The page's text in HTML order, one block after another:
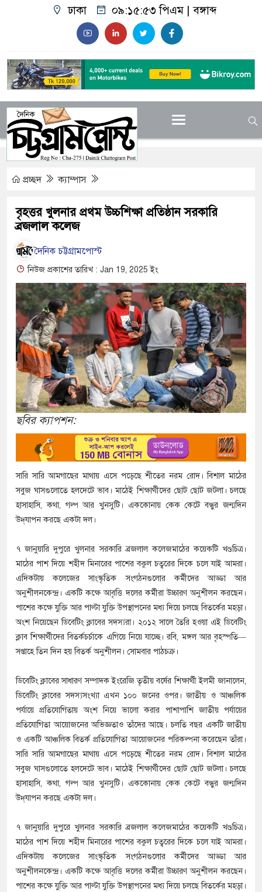
ঢাকা ০৯:১৫:৫৪ পিএম|বঙ্গাব্দ
প্রচ্ছদ ক্যাম্পাস
বৃহত্তর খুলনার প্রথম উচ্চশিক্ষা প্রতিষ্ঠান সরকারি
ব্রজলাল কলেজ
দৈনিক চট্টগ্রামপোস্ট
নিউজ প্রকাশের তারিখ : Jan 19, 2025 ইং
ছবির ক্যাপশন:
সারি সারি আমগাছের মাথায় এসে পড়েছে শীতের নরম রোদ। বিশাল মাঠের
সবুজ ঘাসগুলোতে হলদেটে ভাব। মাঠেই শিক্ষার্থীদের ছোট ছোট জটলা। চলছে
হাসাহাসি, কথা, গল্প আর খুনসুটি। এককোনায় কেক কেটে বন্ধুর জন্মদিন
উদ্‌যাপন করছে একটা দল।
৭ জানুয়ারি দুপুরে খুলনার সরকারি ব্রজলাল কলেজমাঠের কয়েকটি খণ্ডচিত্র।
মাঠের পাশ দিয়ে শহীদ মিনারের পাশের বকুল চত্বরের দিকে চলে যাই আমরা।
এদিকটায় কলেজের সাংস্কৃতিক সংগঠনগুলোর কর্মীদের আড্ডা আর
অনুশীলনকেন্দ্র। একটি কক্ষে আবৃত্তি দলের কর্মীরা উচ্চারণ অনুশীলন করছেন।
পাশের কক্ষে যুক্তি আর পাল্টা যুক্তি উপস্থাপনের মধ্য দিয়ে চলছে বিতর্কের মহড়া।
অংশ নিয়েছেন ডিবেটিং ক্লাবের সদস্যরা। ২০১২ সালে তৈরি হওয়া এই ডিবেটিং
ক্লাব শিক্ষার্থীদের বিতর্কচর্চাকে এগিয়ে নিয়ে যাচ্ছে। রবি, মঙ্গল আর বৃহস্পতি—
সপ্তাহে তিন দিন হয় বিতর্ক অনুশীলন। সোমবার পাঠচক্র।
ডিবেটিং ক্লাবের সাধারণ সম্পাদক ইংরেজি তৃতীয় বর্ষের শিক্ষার্থী ইলমী জানালেন,
ডিবেটিং ক্লাবের সদস্যসংখ্যা এখন ১০০ জনের ওপর। জাতীয় ও আঞ্চলিক
পর্যায়ে প্রতিযোগিতায় অংশ নিয়ে ভালো করার পাশাপাশি জাতীয় পর্যায়ের
প্রতিযোগিতা আয়োজনের অভিজ্ঞতাও তাঁদের আছে। চলতি বছর একটি জাতীয়
ও একটি আঞ্চলিক বিতর্ক প্রতিযোগিতা আয়োজনের পরিকল্পনা করেছেন তাঁরা।
সারি সারি আমগাছের মাথায় এসে পড়েছে শীতের নরম রোদ। বিশাল মাঠের
সবুজ ঘাসগুলোতে হলদেটে ভাব। মাঠেই শিক্ষার্থীদের ছোট ছোট জটলা। চলছে
হাসাহাসি, কথা, গল্প আর খুনসুটি। এককোনায় কেক কেটে বন্ধুর জন্মদিন
উদ্‌যাপন করছে একটা দল।
৭ জানুয়ারি দুপুরে খুলনার সরকারি ব্রজলাল কলেজমাঠের কয়েকটি খণ্ডচিত্র।
মাঠের পাশ দিয়ে শহীদ মিনারের পাশের বকুল চত্বরের দিকে চলে যাই আমরা।
এদিকটায় কলেজের সাংস্কৃতিক সংগঠনগুলোর কর্মীদের আড্ডা আর
অনুশীলনকেন্দ্র। একটি কক্ষে আবৃত্তি দলের কর্মীরা উচ্চারণ অনুশীলন করছেন।
পাশের কক্ষে যুক্তি আর পাল্টা যুক্তি উপস্থাপনের মধ্য দিয়ে চলছে বিতর্কের মহড়া।